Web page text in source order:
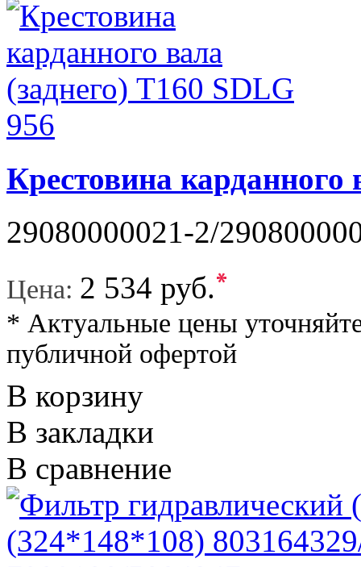
Крестовина карданного
29080000021-2/
Цена: 2 534 руб.*
* Актуальные цены
публичной офертой
В корзину
В закладки
В сравнение